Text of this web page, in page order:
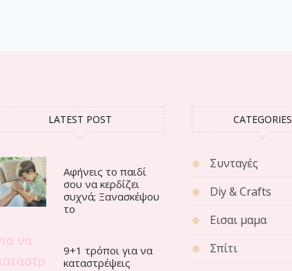
LATEST POST
Αφήνεις το παιδί
σου να κερδίζει
συχνά; Ξανασκέψου
το
9+1 τρόποι για να
καταστρέψεις
CATEGORIES
Συνταγές
Diy & Crafts
Εισαι μαμα
Σπίτι